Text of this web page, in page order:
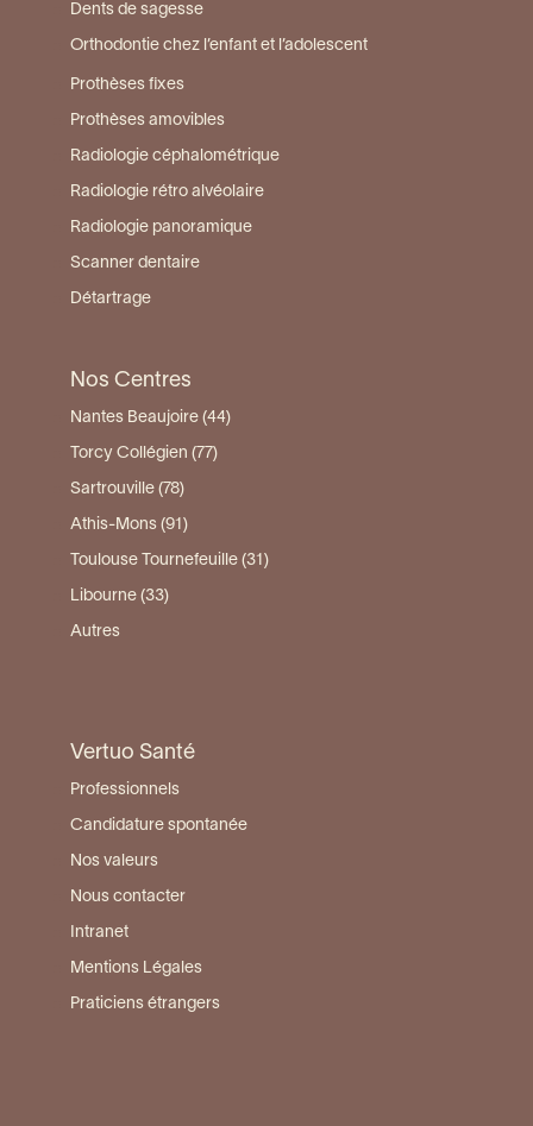
Dents de sagesse
Orthodontie chez l’enfant et l’adolescent
Prothèses fixes
Prothèses amovibles
Radiologie céphalométrique
Radiologie rétro alvéolaire
Radiologie panoramique
Scanner dentaire
Détartrage
Nos Centres
Nantes Beaujoire (44)
Torcy Collégien (77)
Sartrouville (78)
Athis-Mons (91)
Toulouse Tournefeuille (31)
Libourne (33)
Autres
Vertuo Santé
Professionnels
Candidature spontanée
Nos valeurs
Nous contacter
Intranet
Mentions Légales
Praticiens étrangers